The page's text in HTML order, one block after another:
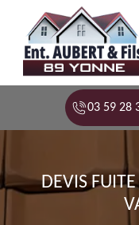
03 59 28
DEVIS